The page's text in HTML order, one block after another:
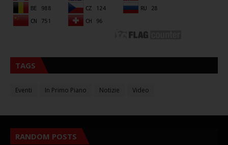
TAGS
Eventi In Primo Piano Notizie Video
RANDOM POSTS